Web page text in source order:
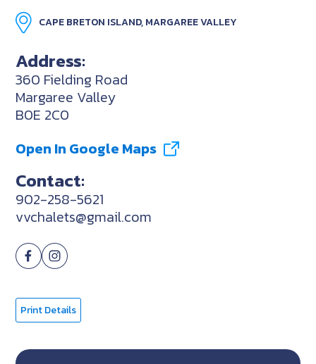
CAPE BRETON ISLAND, MARGAREE VALLEY
Address:
360 Fielding Road
Margaree Valley
B0E 2C0
Open In Google Maps
Contact:
902-258-5621
vvchalets@gmail.com
Print Details